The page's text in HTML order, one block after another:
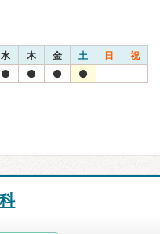
水 木 金 土 日 祝